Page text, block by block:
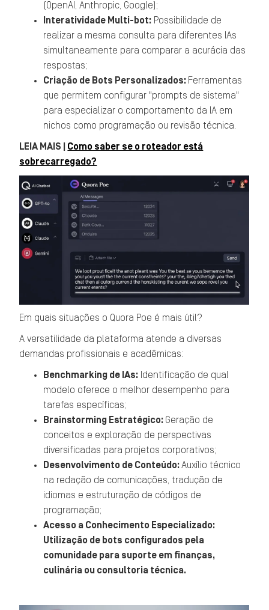
(OpenAI, Anthropic, Google);
Interatividade Multi-bot: Possibilidade de
realizar a mesma consulta para diferentes IAs
simultaneamente para comparar a acurácia das
respostas;
Criação de Bots Personalizados: Ferramentas
que permitem configurar "prompts de sistema"
para especializar o comportamento da IA em
nichos como programação ou revisão técnica.
LEIA MAIS | Como saber se o roteador está
sobrecarregado?
Em quais situações o Quora Poe é mais útil?
A versatilidade da plataforma atende a diversas
demandas profissionais e acadêmicas:
Benchmarking de IAs: Identificação de qual
modelo oferece o melhor desempenho para
tarefas específicas;
Brainstorming Estratégico: Geração de
conceitos e exploração de perspectivas
diversificadas para projetos corporativos;
Desenvolvimento de Conteúdo:Auxílio técnico
na redação de comunicações, tradução de
idiomas e estruturação de códigos de
programação;
Acesso a Conhecimento Especializado:
Utilização de bots configurados pela
comunidade para suporte em finanças,
culinária ou consultoria técnica.